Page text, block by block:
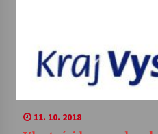
11. 10. 2018